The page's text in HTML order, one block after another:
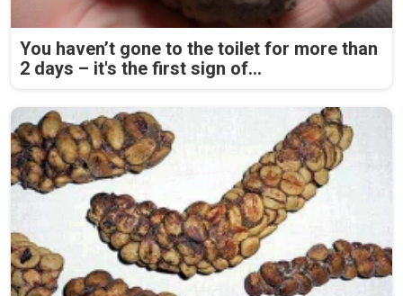
You haven’t gone to the toilet for more than
2 days – it's the first sign of...